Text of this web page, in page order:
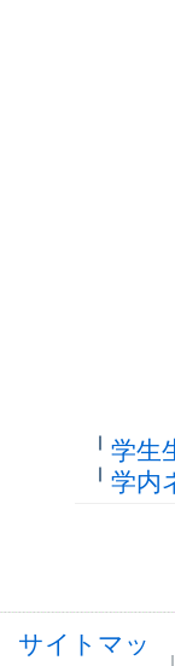
学生
学内
サイトマッ